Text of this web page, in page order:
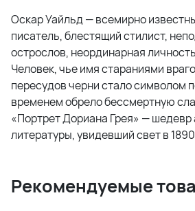
Оскар Уайльд — всемирно
писатель, блестящий стилист,
острослов, неординарная
Человек, чье имя стараниями
пересудов черни стало символом
временем обрело бессмертную
«Портрет Дориана Грея» — шедевр
литературы, увидевший свет в
Рекомендуемые